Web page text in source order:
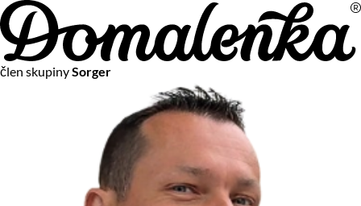
člen skupinySorger
Na vašom súkromí nám záleží
Chceme vám neustále poskytovať tie najlepšie služby.
Vzhľadom k platnej legislatíve od vás ale potrebujeme súhlas
s používaním súborov cookies.
Viac o personalizácii a meraní
Aby sme vedeli, čo sa deje na webových stránkach a aby sme
vám mohli prispôsobiť ponuky na mieru či reklamu,
používame cookies a taktiežslužby spoločnosti Google